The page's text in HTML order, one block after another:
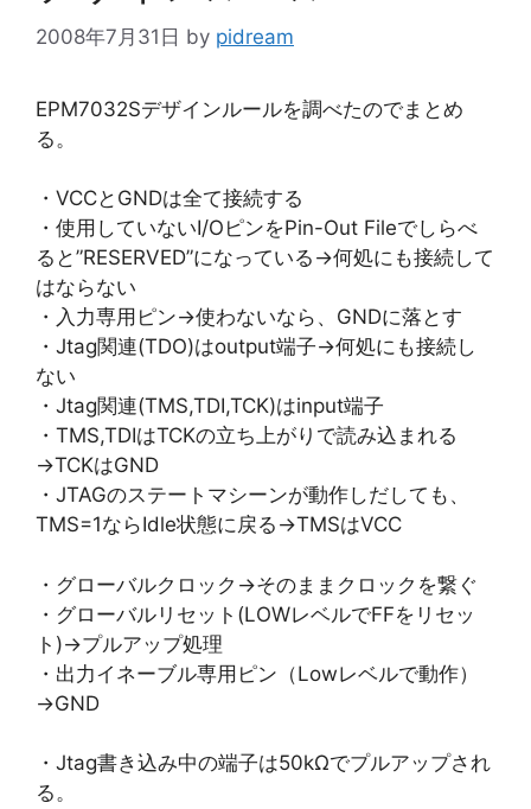
2008年7月31日 by pidream
EPM7032Sデザインルールを調べたのでまとめ
る。
・VCCとGNDは全て接続する
・使用していないI/OピンをPin-Out Fileでしらべ
ると”RESERVED”になっている→何処にも接続して
はならない
・入力専用ピン→使わないなら、GNDに落とす
・Jtag関連(TDO)はoutput端子→何処にも接続し
ない
・Jtag関連(TMS,TDI,TCK)はinput端子
・TMS,TDIはTCKの立ち上がりで読み込まれる
→TCKはGND
・JTAGのステートマシーンが動作しだしても、
TMS=1ならIdle状態に戻る→TMSはVCC
・グローバルクロック→そのままクロックを繋ぐ
・グローバルリセット(LOWレベルでFFをリセッ
ト)→プルアップ処理
・出力イネーブル専用ピン（Lowレベルで動作）
→GND
・Jtag書き込み中の端子は50kΩでプルアップされ
る。